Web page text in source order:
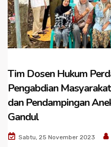
Tim Dosen Hukum
Pengabdian
dan Pendampingan
Gandul
Sabtu, 25 November 2023